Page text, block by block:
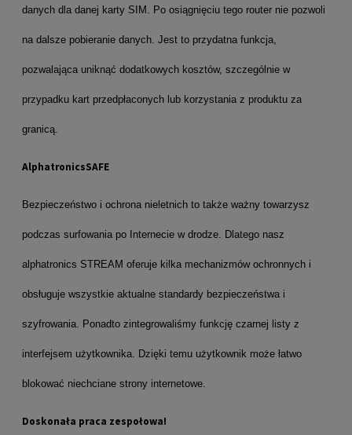
danych dla danej karty SIM. Po osiągnięciu tego router nie pozwoli
na dalsze pobieranie danych. Jest to przydatna funkcja,
pozwalająca uniknąć dodatkowych kosztów, szczególnie w
przypadku kart przedpłaconych lub korzystania z produktu za
granicą.
AlphatronicsSAFE
Bezpieczeństwo i ochrona nieletnich to także ważny towarzysz
podczas surfowania po Internecie w drodze. Dlatego nasz
alphatronics STREAM oferuje kilka mechanizmów ochronnych i
obsługuje wszystkie aktualne standardy bezpieczeństwa i
szyfrowania. Ponadto zintegrowaliśmy funkcję czarnej listy z
interfejsem użytkownika. Dzięki temu użytkownik może łatwo
blokować niechciane strony internetowe.
Doskonała praca zespołowa!